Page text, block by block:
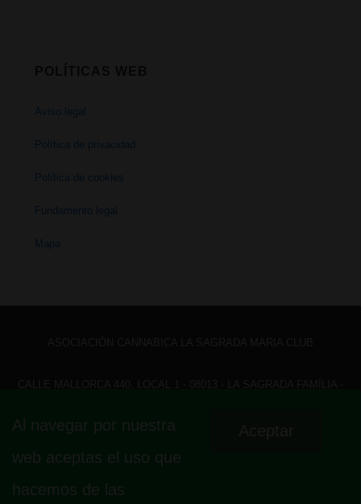
Aviso legal
Política de privacidad
Política de cookies
Fundamento legal
Mapa
Menú
Fundamento legal
Al navegar por nuestra
web aceptas el uso que
hacemos de las